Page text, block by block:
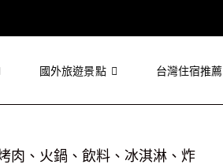
國外旅遊景點 台灣住宿推薦